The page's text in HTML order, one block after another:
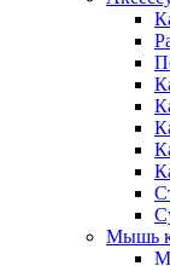
Мышь